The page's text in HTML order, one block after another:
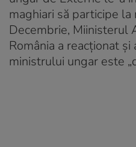
maghiari să participe
Decembrie, Miinisterul
România a reacționat
ministrului ungar este